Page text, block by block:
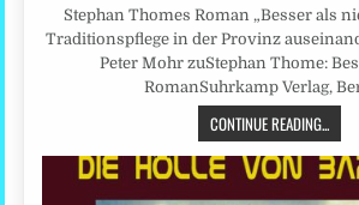
Stephan Thomes Roman „Besser als
Traditionspflege in der Provinz
Peter Mohr zuStephan Thome:
RomanSuhrkamp Verlag,
CONTINUE READING...